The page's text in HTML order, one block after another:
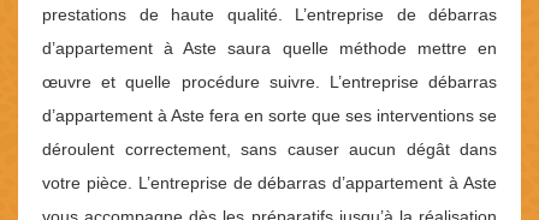
prestations de haute qualité. L’entreprise de débarras
d’appartement à Aste saura quelle méthode mettre en
œuvre et quelle procédure suivre. L’entreprise débarras
d’appartement à Aste fera en sorte que ses interventions se
déroulent correctement, sans causer aucun dégât dans
votre pièce. L’entreprise de débarras d’appartement à Aste